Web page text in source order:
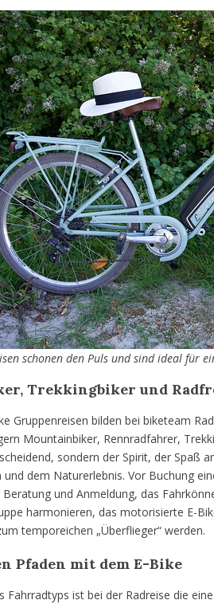
schonen den Puls und sind ideal für
Trekkingbiker und
Gruppenreisen bilden bei biketeam
Mountainbiker, Rennradfahrer,
sondern der Spirit, der Spaß
und dem Naturerlebnis. Vor Buchung
Beratung und Anmeldung, das
harmonieren, das motorisierte E-
temporeichen „Überflieger“ werden.
Pfaden mit dem E-Bike
Fahrradtyps ist bei der Radreise die